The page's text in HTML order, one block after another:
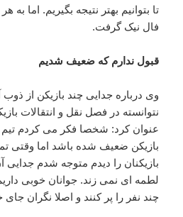
تا بتوانیم بهتر نتیجه بگیریم. اما به
فال نیک گرفت.
قبول ندارم که ضعیف شدیم
وی درباره جدایی چند بازیکن از ذوب
نتوانسته در فصل نقل و انتقالات
عنوان کرد: شخصا فکر می کردم تیم
بازیکن ضعیف شده باشد اما وقتی
بازیکنان را دیدم متوجه شدم جدایی
لطمه ای نمی زند. جوانان خوبی
چند نفر را پر کنند و اصلا نگران